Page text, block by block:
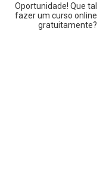
Oportunidade! Que tal
fazer um curso online
gratuitamente?